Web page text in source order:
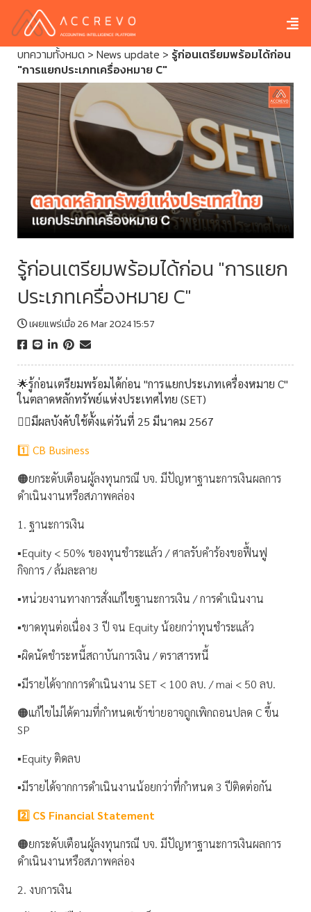
บทความทั้งหมด > News update > รู้ก่อนเตรียมพร้อมได้ก่อน
"การแยกประเภทเครื่องหมาย C"
รู้ก่อนเตรียมพร้อมได้ก่อน "การแยก
ประเภทเครื่องหมาย C"
เผยแพร่เมื่อ 26 Mar 2024 15:57
🌟รู้ก่อนเตรียมพร้อมได้ก่อน "การแยกประเภทเครื่องหมาย C"
ในตลาดหลักทรัพย์แห่งประเทศไทย (SET)
🧑‍⚖️มีผลบังคับใช้ตั้งแต่วันที่ 25 มีนาคม 2567
1️⃣ CB Business
🟠ยกระดับเตือนผู้ลงทุนกรณี บจ. มีปัญหาฐานะการเงินผลการ
ดำเนินงานหรือสภาพคล่อง
1. ฐานะการเงิน
▪️Equity < 50% ของทุนชำระแล้ว / ศาลรับคำร้องขอฟื้นฟู
กิจการ / ล้มละลาย
▪️หน่วยงานทางการสั่งแก้ไขฐานะการเงิน / การดำเนินงาน
▪️ขาดทุนต่อเนื่อง 3 ปี จน Equity น้อยกว่าทุนชำระแล้ว
▪️ผิดนัดชำระหนี้สถาบันการเงิน / ตราสารหนี้
▪️มีรายได้จากการดำเนินงาน SET < 100 ลบ. / mai < 50 ลบ.
🟠แก้ไขไม่ได้ตามที่กำหนดเข้าข่ายอาจถูกเพิกถอนปลด C ขึ้น
SP
▪️Equity ติดลบ
▪️มีรายได้จากการดำเนินงานน้อยกว่าที่กำหนด 3 ปีติดต่อกัน
2️⃣ CS Financial Statement
🟠ยกระดับเตือนผู้ลงทุนกรณี บจ. มีปัญหาฐานะการเงินผลการ
ดำเนินงานหรือสภาพคล่อง
2. งบการเงิน